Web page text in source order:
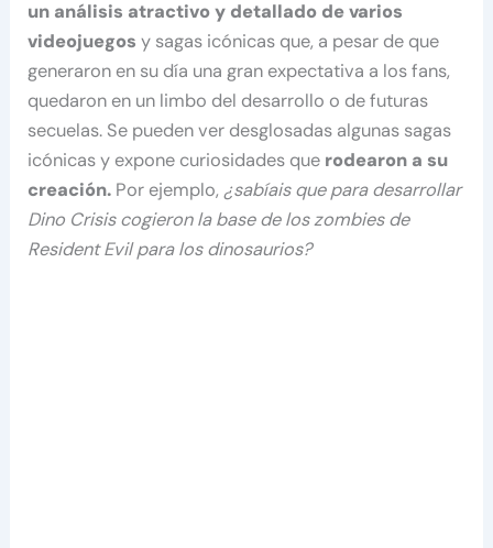
un análisis atractivo y detallado de varios
videojuegos y sagas icónicas que, a pesar de que
generaron en su día una gran expectativa a los fans,
quedaron en un limbo del desarrollo o de futuras
secuelas. Se pueden ver desglosadas algunas sagas
icónicas y expone curiosidades que rodearon a su
creación. Por ejemplo,¿sabíais que para desarrollar
Dino Crisis cogieron la base de los zombies de
Resident Evil para los dinosaurios?